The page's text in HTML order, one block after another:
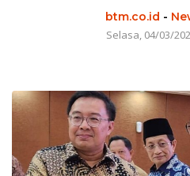
btm.co.id -
Selasa, 04/03/